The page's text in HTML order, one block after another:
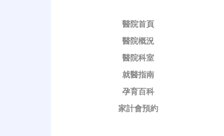
醫院首頁
醫院概況
醫院科室
就醫指南
孕育百科
家計會預約